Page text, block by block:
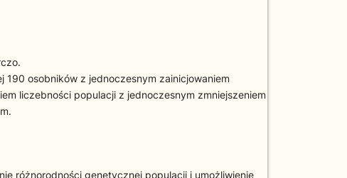
190 osobników z jednoczesnym zainicjowaniem
liczebności populacji z jednoczesnym zmniejszeniem
różnorodności genetycznej populacji i umożliwienie